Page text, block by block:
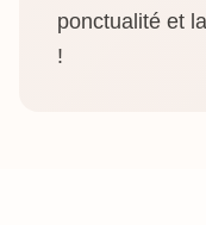
ponctualité et
!